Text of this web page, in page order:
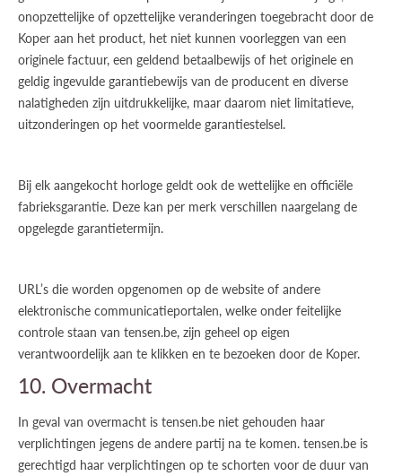
onopzettelijke of opzettelijke veranderingen toegebracht door de
Koper aan het product, het niet kunnen voorleggen van een
originele factuur, een geldend betaalbewijs of het originele en
geldig ingevulde garantiebewijs van de producent en diverse
nalatigheden zijn uitdrukkelijke, maar daarom niet limitatieve,
uitzonderingen op het voormelde garantiestelsel.
Bij elk aangekocht horloge geldt ook de wettelijke en officiële
fabrieksgarantie. Deze kan per merk verschillen naargelang de
opgelegde garantietermijn.
URL’s die worden opgenomen op de website of andere
elektronische communicatieportalen, welke onder feitelijke
controle staan van tensen.be, zijn geheel op eigen
verantwoordelijk aan te klikken en te bezoeken door de Koper.
10. Overmacht
In geval van overmacht is tensen.be niet gehouden haar
verplichtingen jegens de andere partij na te komen. tensen.be is
gerechtigd haar verplichtingen op te schorten voor de duur van